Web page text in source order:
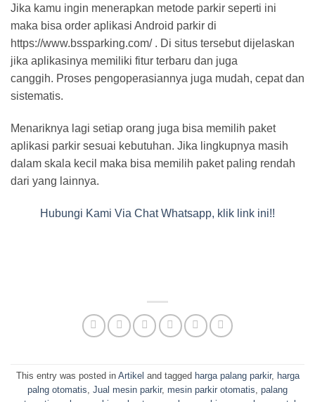
Jika kamu ingin menerapkan metode parkir seperti ini
maka bisa order aplikasi Android parkir di
https://www.bssparking.com/ . Di situs tersebut dijelaskan
jika aplikasinya memiliki fitur terbaru dan juga
canggih. Proses pengoperasiannya juga mudah, cepat dan
sistematis.
Menariknya lagi setiap orang juga bisa memilih paket
aplikasi parkir sesuai kebutuhan. Jika lingkupnya masih
dalam skala kecil maka bisa memilih paket paling rendah
dari yang lainnya.
Hubungi Kami Via Chat Whatsapp, klik link ini!!
This entry was posted in Artikel and tagged harga palang parkir, harga
palng otomatis Jual mesin parkir, mesin parkir otomatis palang